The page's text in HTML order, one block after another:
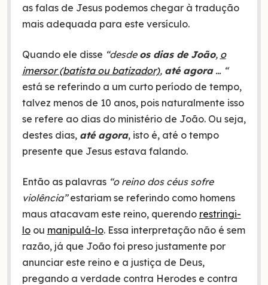
as falas de Jesus podemos chegar à tradução
mais adequada para este versículo.
Quando ele disse “desde os dias de João, o
imersor (batista ou batizador), até agora… “
está se referindo a um curto período de tempo,
talvez menos de 10 anos, pois naturalmente isso
se refere ao dias do ministério de João. Ou seja,
destes dias, até agora, isto é, até o tempo
presente que Jesus estava falando.
Então as palavras “o reino dos céus sofre
violência”estariam se referindo como homens
maus atacavam este reino, querendo restringi-
loou manipulá-lo. Essa interpretação não é sem
razão, já que João foi preso justamente por
anunciar este reino e a justiça de Deus,
pregando a verdade contra Herodes e contra